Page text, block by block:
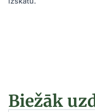
Biežāk